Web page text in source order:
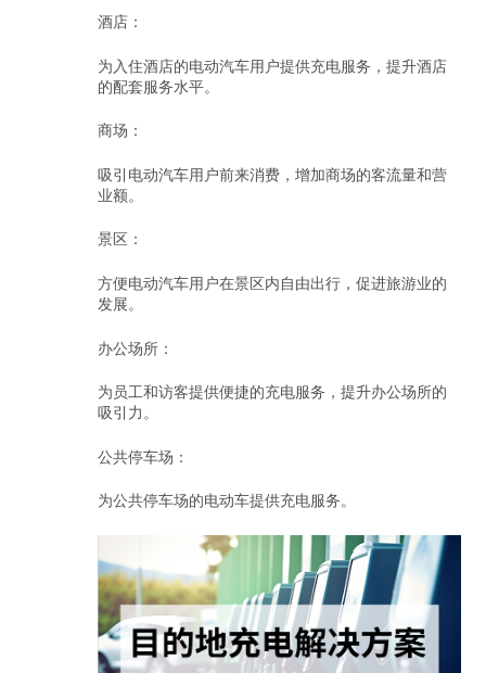
酒店：
为入住酒店的电动汽车用户提供充电服务，提升酒店
的配套服务水平。
商场：
吸引电动汽车用户前来消费，增加商场的客流量和营
业额。
景区：
方便电动汽车用户在景区内自由出行，促进旅游业的
发展。
办公场所：
为员工和访客提供便捷的充电服务，提升办公场所的
吸引力。
公共停车场：
为公共停车场的电动车提供充电服务。